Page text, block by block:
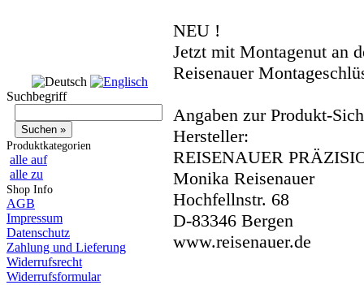
Suchbegriff
Produktkategorien
alle auf
alle zu
Shop Info
AGB
Impressum
Datenschutz
Zahlung und Lieferung
Widerrufsrecht
Widerrufsformular
NEU !
Jetzt mit Montagenut an
Reisenauer
Angaben zur Produkt-
Hersteller:
REISENAUER
Monika Reisenauer
Hochfellnstr. 68
D-83346 Bergen
www.reisenauer.de